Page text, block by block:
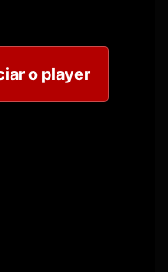
o player